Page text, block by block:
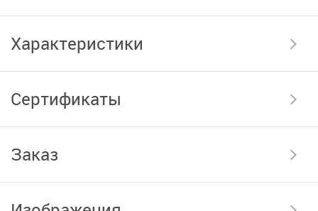
Характеристики
Сертификаты
Заказ